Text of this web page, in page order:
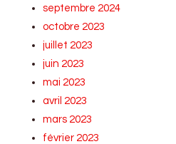
septembre 2024
octobre 2023
juillet 2023
juin 2023
mai 2023
avril 2023
mars 2023
février 2023